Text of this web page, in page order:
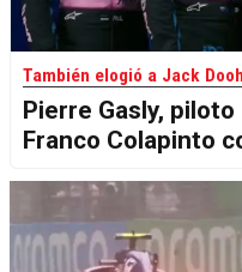
También elogió a Jack
Pierre Gasly,
Franco Colapinto